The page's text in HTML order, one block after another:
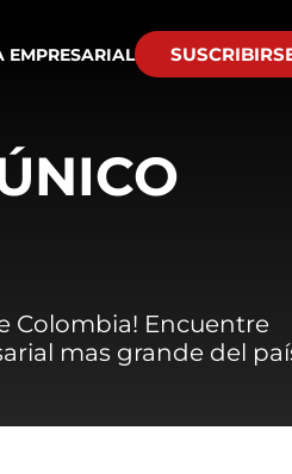
EMPRESARIAL
Colombia! Encuentre
mas grande del